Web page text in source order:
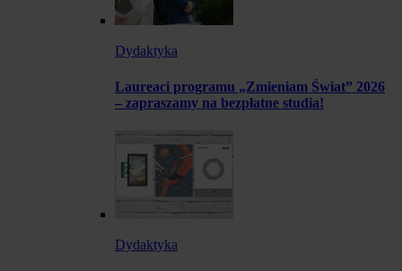
Dydaktyka
Laureaci programu „Zmieniam Świat” 2026
– zapraszamy na bezpłatne studia!
Dydaktyka